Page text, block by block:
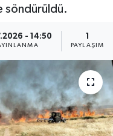
söndürüldü.
- 14:50 1
PAYLAŞIM